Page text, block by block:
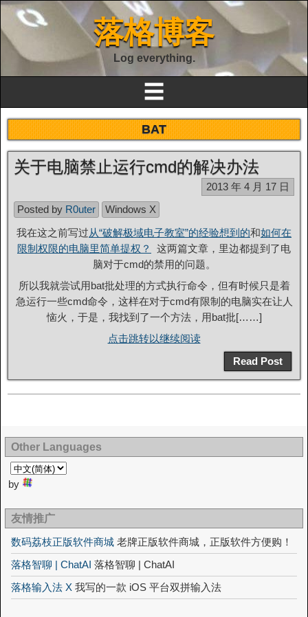
落格博客
Log everything.
☰
BAT
关于电脑禁止运行cmd的解决办法
2013 年 4 月 17 日
Posted by R0uter
Windows X
我在这之前写过从“破解极域电子教室”的经验想到的和如何在
限制权限的电脑里简单提权？
这两篇文章，里边都提到了电
脑对于cmd的禁用的问题。
所以我就尝试用bat批处理的方式执行命令，但有时候只是着
急运行一些cmd命令，这样在对于cmd有限制的电脑实在让人
恼火，于是，我找到了一个方法，用bat批[……]
点击跳转以继续阅读
Read Post
Other Languages
by
友情推广
数码荔枝正版软件商城 老牌正版软件商城，正版软件方便购！
落格智聊 | ChatAI 落格智聊 | ChatAI
落格输入法 X 我写的一款 iOS 平台双拼输入法